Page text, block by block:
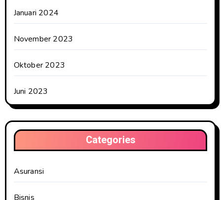
Januari 2024
November 2023
Oktober 2023
Juni 2023
Categories
Asuransi
Bisnis